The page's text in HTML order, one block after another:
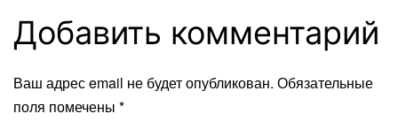
Добавить комментарий
Ваш адрес email не будет опубликован. Обязательные
поля помечены *